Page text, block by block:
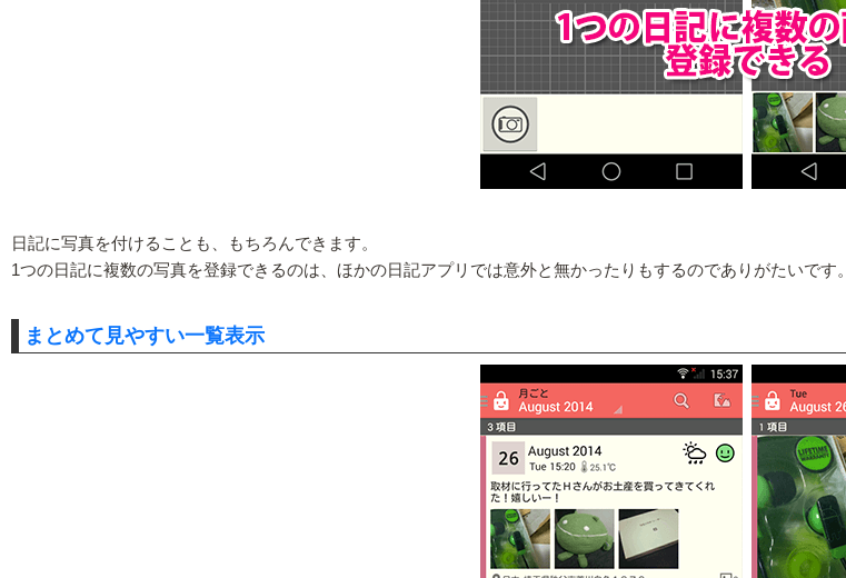
日記に写真を付けることも、もちろんできます。
1つの日記に複数の写真を登録できるのは、ほかの日記アプリでは意外と無かったりもするのでありがたいです。
まとめて見やすい一覧表示